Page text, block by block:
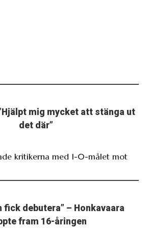
mig mycket att stänga ut
det där”
kritikerna med 1-0-målet mot
fick debutera” – Honkavaara
fram 16-åringen